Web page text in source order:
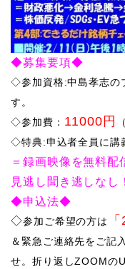
◆募集要項◆
◇参加資格:中島孝志の
す。
◇参加費： 11000円
​◇特典:申込者全員に講
＝録画映像を無料配
見逃し聞き逃しなし
◆申込法◆
◇​参加ご希望の方は
＆緊急ご連絡先をご記
せ。折り返しZOOMの